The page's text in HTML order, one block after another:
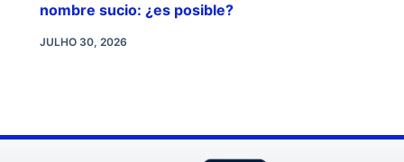
nombre sucio: ¿es posible?
JULHO 30, 2026